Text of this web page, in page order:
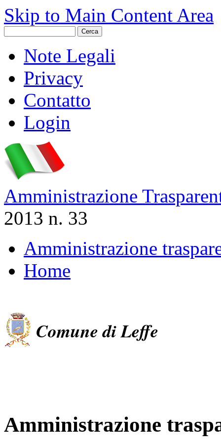
Skip to Main Content Area
Note Legali
Privacy
Contatto
Login
Amministrazione
2013 n. 33
Amministrazione
Home
Comune di Leffe
Amministrazione